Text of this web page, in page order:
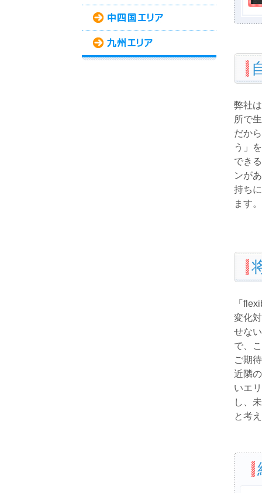
弊社
所で
だか
う」
でき
ンが
持ち
ます。
「
変化
せな
で、
ご期
近隣
いエ
し、
と考